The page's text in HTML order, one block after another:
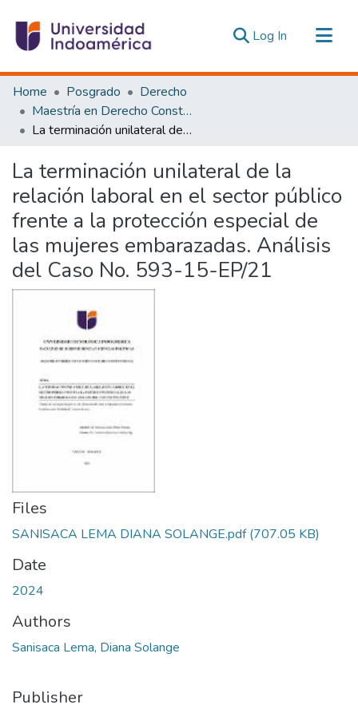
Log In (current)
Communities & Collections
All of DSpace
Statistics
Estadísticas Externas
Home Posgrado
Derecho
Maestría en Derecho Constitucional con Mención en Derecho Constitucional
La terminación unilateral de la relación laboral en el sector público frente a la protección especial de las mujeres embarazadas. Análisis del Caso No. 593-15-EP/21
La terminación unilateral de la
relación laboral en el sector público
frente a la protección especial de
las mujeres embarazadas. Análisis
del Caso No. 593-15-EP/21
Files
SANISACA LEMA DIANA SOLANGE.pdf(707.05 KB)
Date
2024
Authors
Sanisaca Lema, Diana Solange
Publisher